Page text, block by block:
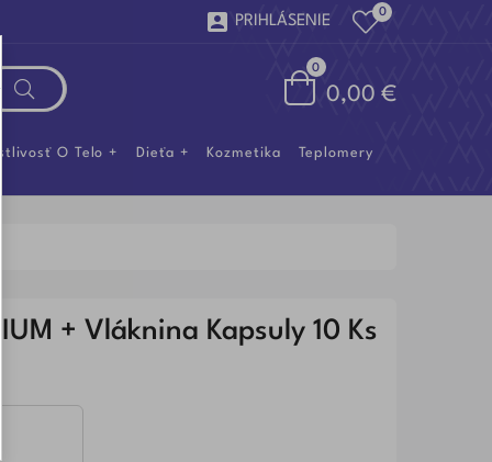
 PRIHLÁSENIE
0
0
0,00 €
O Telo Dieťa Kozmetika Teplomery
+ Vláknina Kapsuly 10 Ks